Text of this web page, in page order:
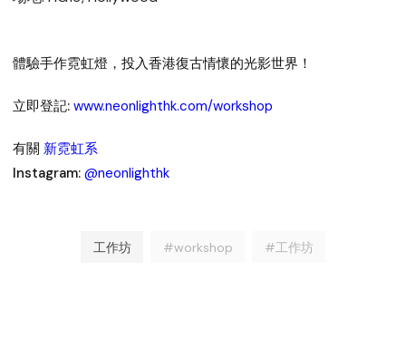
體驗手作霓虹燈，投入香港復古情懷的光影世界！
立即登記: www.neonlighthk.com/workshop
有關 新霓虹系
Instagram: @neonlighthk
工作坊 #workshop #工作坊